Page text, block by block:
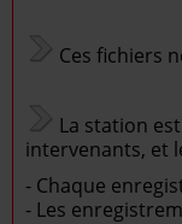
Ces fichiers
La station
intervenants, et
- Chaque
- Les